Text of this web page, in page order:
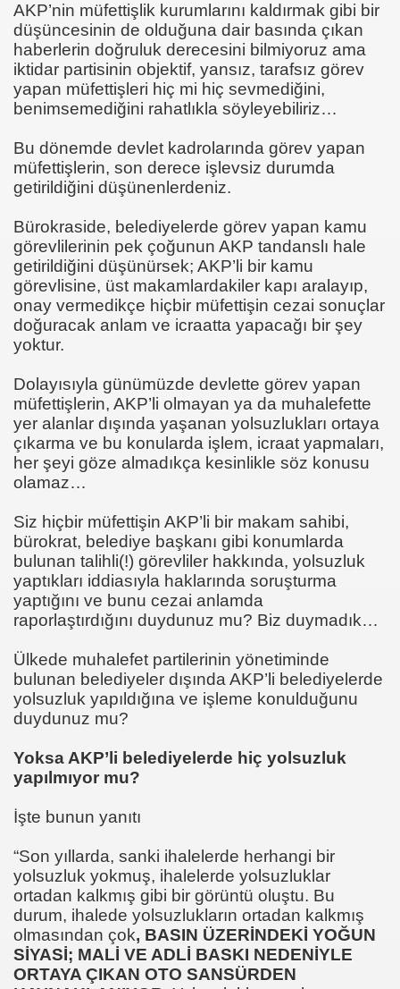
AKP’nin müfettişlik kurumlarını kaldırmak gibi bir
düşüncesinin de olduğuna dair basında çıkan
haberlerin doğruluk derecesini bilmiyoruz ama
iktidar partisinin objektif, yansız, tarafsız görev
yapan müfettişleri hiç mi hiç sevmediğini,
benimsemediğini rahatlıkla söyleyebiliriz…
Bu dönemde devlet kadrolarında görev yapan
müfettişlerin, son derece işlevsiz durumda
getirildiğini düşünenlerdeniz.
Bürokraside, belediyelerde görev yapan kamu
görevlilerinin pek çoğunun AKP tandanslı hale
getirildiğini düşünürsek; AKP’li bir kamu
görevlisine, üst makamlardakiler kapı aralayıp,
onay vermedikçe hiçbir müfettişin cezai sonuçlar
doğuracak anlam ve icraatta yapacağı bir şey
yoktur.
Dolayısıyla günümüzde devlette görev yapan
müfettişlerin, AKP’li olmayan ya da muhalefette
yer alanlar dışında yaşanan yolsuzlukları ortaya
çıkarma ve bu konularda işlem, icraat yapmaları,
her şeyi göze almadıkça kesinlikle söz konusu
olamaz…
Siz hiçbir müfettişin AKP’li bir makam sahibi,
bürokrat, belediye başkanı gibi konumlarda
bulunan talihli(!) görevliler hakkında, yolsuzluk
yaptıkları iddiasıyla haklarında soruşturma
yaptığını ve bunu cezai anlamda
raporlaştırdığını duydunuz mu? Biz duymadık…
Ülkede muhalefet partilerinin yönetiminde
bulunan belediyeler dışında AKP’li belediyelerde
yolsuzluk yapıldığına ve işleme konulduğunu
duydunuz mu?
Yoksa AKP’li belediyelerde hiç yolsuzluk
yapılmıyor mu?
İşte bunun yanıtı
“Son yıllarda, sanki ihalelerde herhangi bir
yolsuzluk yokmuş, ihalelerde yolsuzluklar
ortadan kalkmış gibi bir görüntü oluştu. Bu
durum, ihalede yolsuzlukların ortadan kalkmış
olmasından çok, BASIN ÜZERİNDEKİ YOĞUN
SİYASİ; MALİ VE ADLİ BASKI NEDENİYLE
ORTAYA ÇIKAN OTO SANSÜRDEN